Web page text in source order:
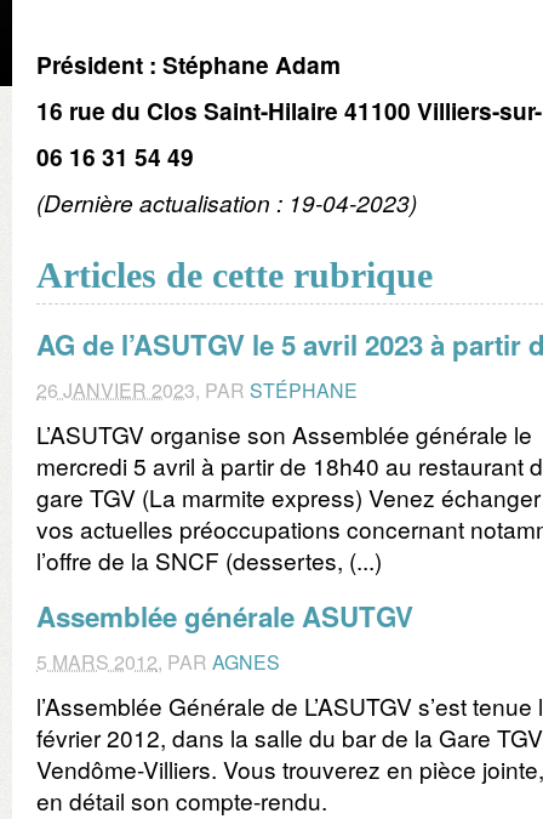
Président : Stéphane Adam
16 rue du Clos Saint-Hilaire 41100 Villiers-
06 16 31 54 49
(Dernière actualisation : 19-04-2023)
Articles de cette rubrique
AG de l’ASUTGV le 5 avril 2023 à partir
26 JANVIER 2023, PAR STÉPHANE
L’ASUTGV organise son Assemblée générale le
mercredi 5 avril à partir de 18h40 au restaurant
gare TGV (La marmite express) Venez
vos actuelles préoccupations concernant
l’offre de la SNCF (dessertes, (...)
Assemblée générale ASUTGV
5 MARS 2012, PAR AGNES
l’Assemblée Générale de L’ASUTGV s’est tenue
février 2012, dans la salle du bar de la Gare TGV
Vendôme-Villiers. Vous trouverez en pièce
en détail son compte-rendu.